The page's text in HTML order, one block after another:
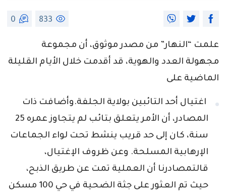
833
0
علمت “النهار” من مصدر موثوق، أن مجموعة
مجهولة العدد والهوية، قد أقدمت خلال الأيام القليلة
الماضية على
اغتيال أحد التائبين بولاية الجلفة.وأضافت ذات
المصادر، أن الأمر يتعلق بتائب لم يتجاوز عمره 25
سنة، كان إلى حد قريب ينشط تحت لواء الجماعات
الإرهابية المسلحة. وعن ظروف الإغتيال،
قالتمصادرنا أن العملية تمت عن طريق الذبح،
حيث تم العثور على جثة الضحية في حي 100 مسكن